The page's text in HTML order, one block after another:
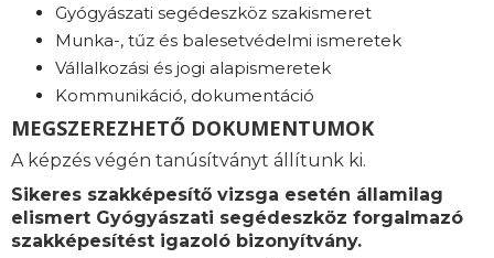
Gyógyászati segédeszköz szakismeret
Munka-, tűz és balesetvédelmi ismeretek
Vállalkozási és jogi alapismeretek
Kommunikáció, dokumentáció
MEGSZEREZHETŐ DOKUMENTUMOK
A képzés végén tanúsítványt állítunk ki.
Sikeres szakképesítő vizsga esetén államilag
elismert Gyógyászati segédeszköz forgalmazó
szakképesítést igazoló bizonyítvány.